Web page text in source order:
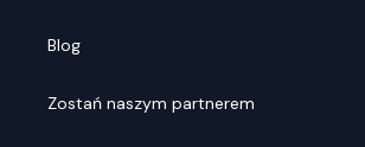
Blog
Zostań naszym partnerem